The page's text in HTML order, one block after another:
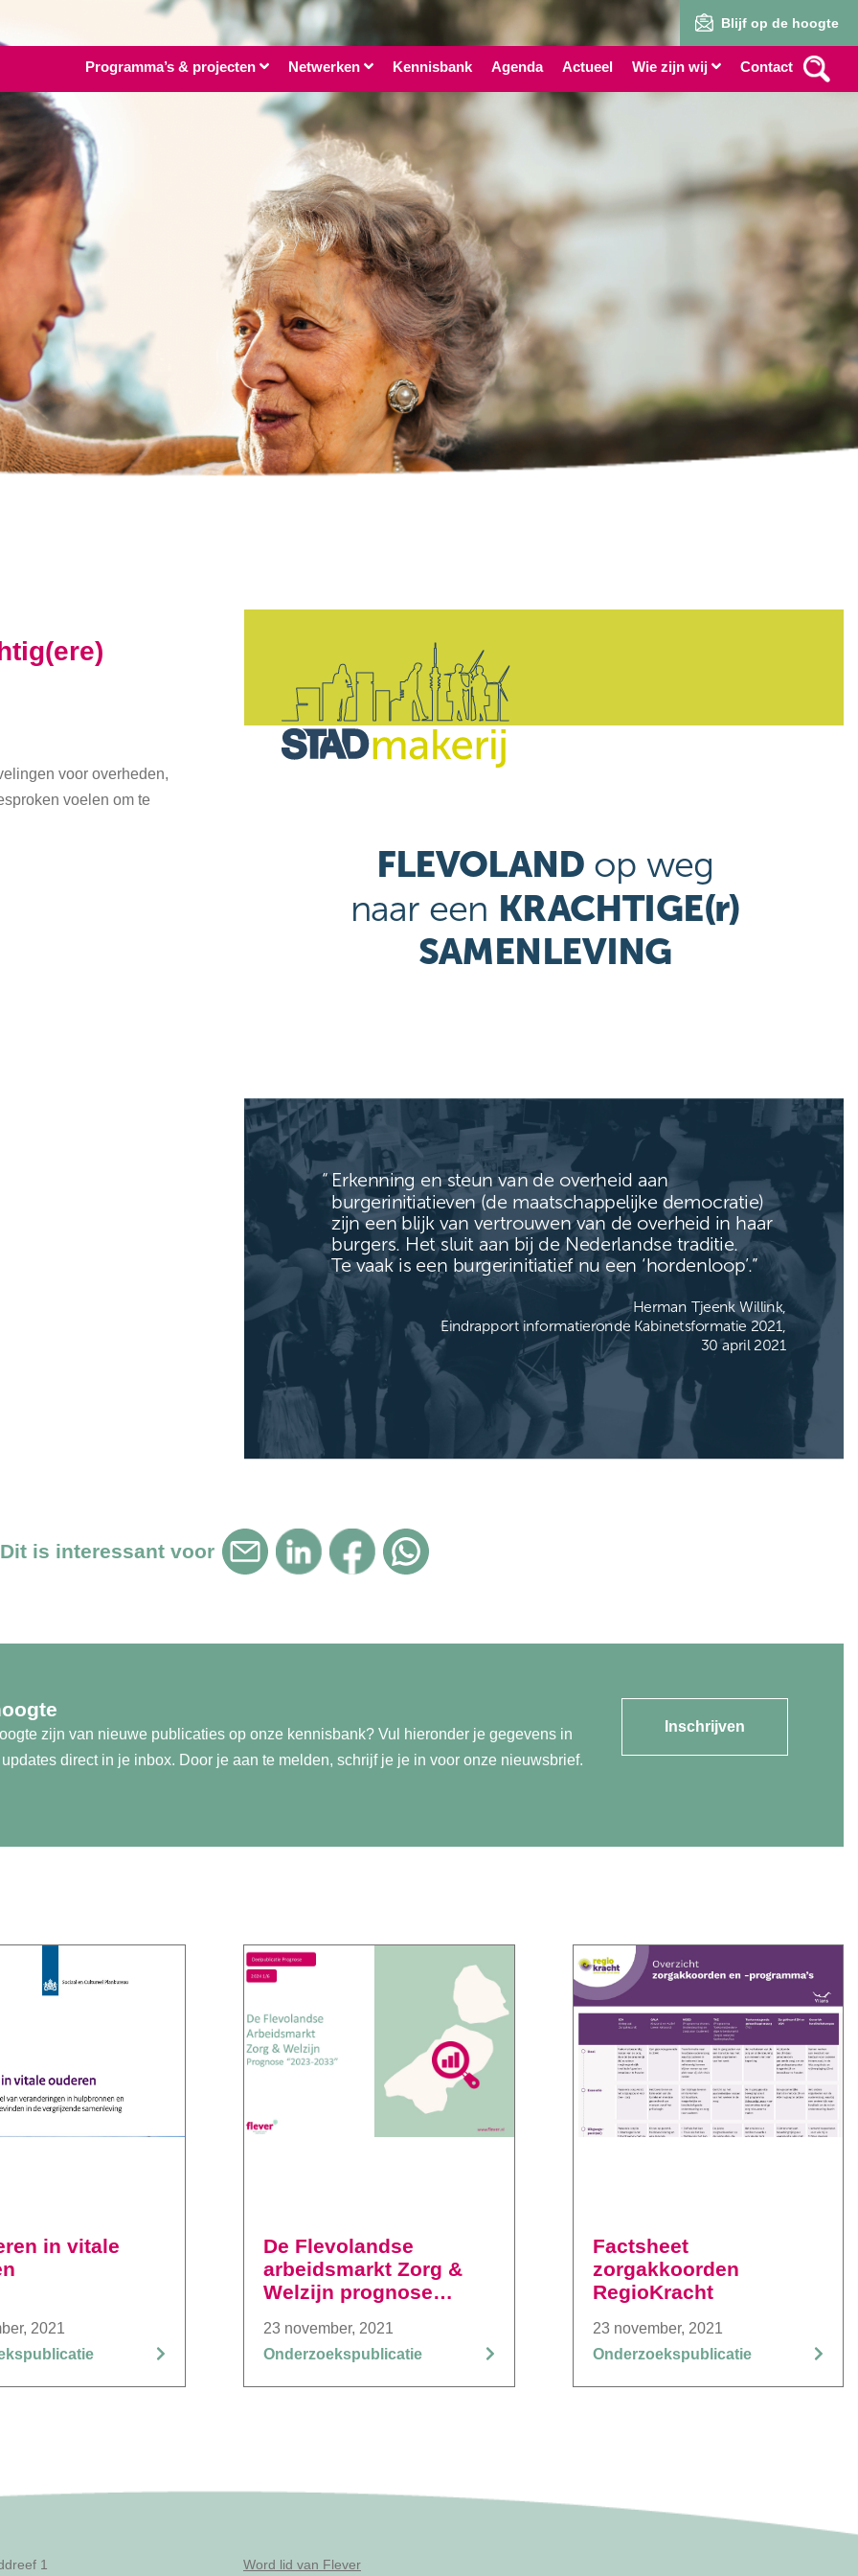
Blijf op de hoogte
Programma’s & projecten Netwerken Kennisbank Agenda Actueel Wie zijn wij Contact
voor overheden,
voelen om te
Dit is interessant voor
zijn van nieuwe publicaties op onze kennisbank? Vul hieronder je gegevens in
direct in je inbox. Door je aan te melden, schrijf je je in voor onze nieuwsbrief.
Inschrijven
in vitale
2021
De Flevolandse
arbeidsmarkt Zorg &
Welzijn prognose
23 november, 2021
Onderzoekspublicatie
Factsheet
zorgakkoorden
RegioKracht
23 november, 2021
Onderzoekspublicatie
1
Word lid van Flever